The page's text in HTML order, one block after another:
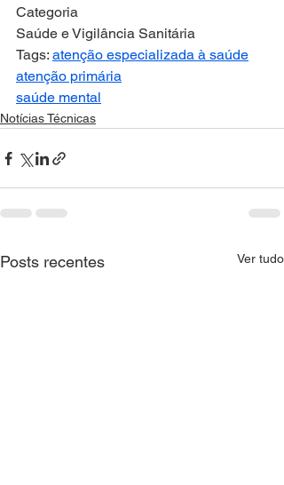
Categoria
Saúde e Vigilância Sanitária
Tags: atenção especializada à saúde
atenção primária
saúde mental
Notícias Técnicas
Posts recentes Ver tudo